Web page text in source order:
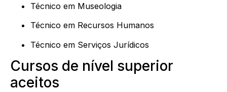
Técnico em Museologia
Técnico em Recursos Humanos
Técnico em Serviços Jurídicos
Cursos de nível superior
aceitos